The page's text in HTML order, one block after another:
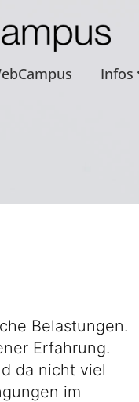
Infos
Belastungen.
Erfahrung.
da nicht viel
im